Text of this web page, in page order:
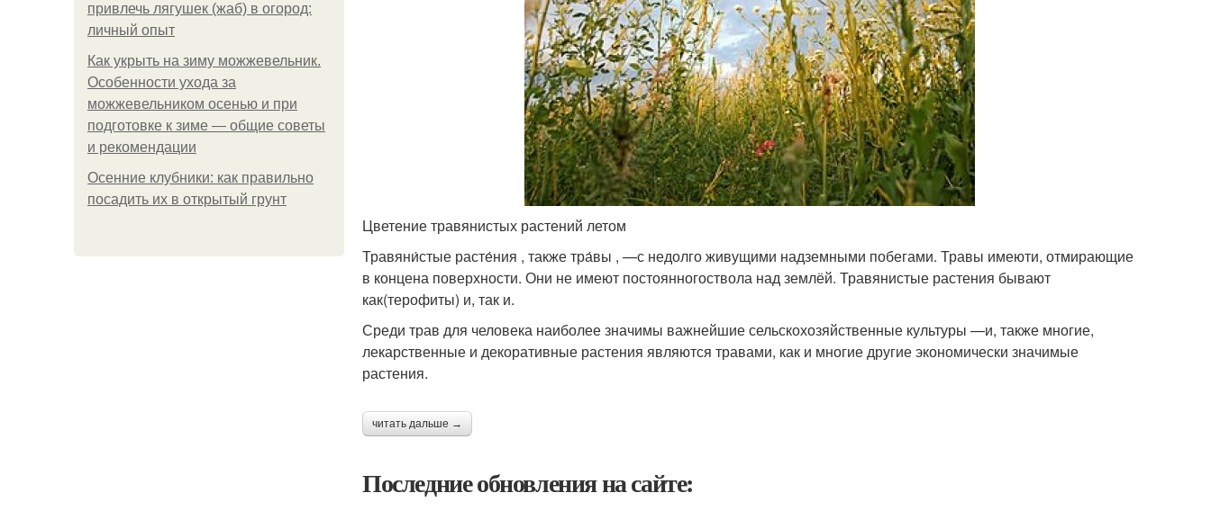
привлечь лягушек (жаб) в огород:
личный опыт
Как укрыть на зиму можжевельник.
Особенности ухода за
можжевельником осенью и при
подготовке к зиме — общие советы
и рекомендации
Осенние клубники: как правильно
посадить их в открытый грунт
Цветение травянистых растений летом
Травяни́стые расте́ния , также тра́вы , —с недолго живущими надземными побегами. Травы имеюти, отмирающие
в концена поверхности. Они не имеют постоянногоствола над землёй. Травянистые растения бывают
как(терофиты) и, так и.
Среди трав для человека наиболее значимы важнейшие сельскохозяйственные культуры —и, также многие,
лекарственные и декоративные растения являются травами, как и многие другие экономически значимые
растения.
читать дальше →
Последние обновления на сайте: